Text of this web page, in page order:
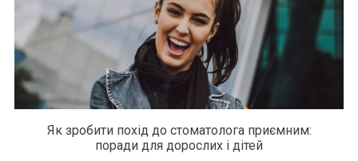
Як зробити похід до стоматолога приємним:
поради для дорослих і дітей